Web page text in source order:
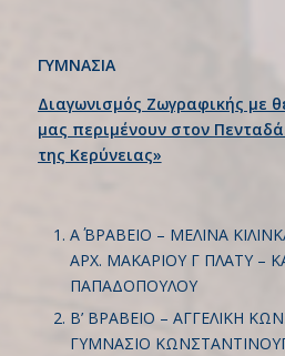
ΓΥΜΝΑΣΙΑ
Διαγωνισμός Ζωγραφικής με
μας περιμένουν στον
της Κερύνειας»
Α΄ ΒΡΑΒΕΙΟ – ΜΕΛΙΝΑ
ΑΡΧ. ΜΑΚΑΡΙΟΥ Γ ΠΛΑΤΥ –
ΠΑΠΑΔΟΠΟΥΛΟΥ
Β’ ΒΡΑΒΕΙΟ – ΑΓΓΕΛΙΚΗ
ΓΥΜΝΑΣΙΟ